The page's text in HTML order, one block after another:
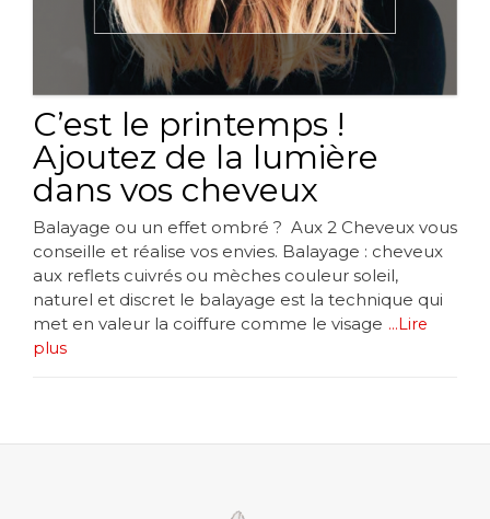
C’est le printemps !
Ajoutez de la lumière
dans vos cheveux
Balayage ou un effet ombré ? Aux 2 Cheveux vous
conseille et réalise vos envies. Balayage : cheveux
aux reflets cuivrés ou mèches couleur soleil,
naturel et discret le balayage est la technique qui
met en valeur la coiffure comme le visage ...Lire
plus